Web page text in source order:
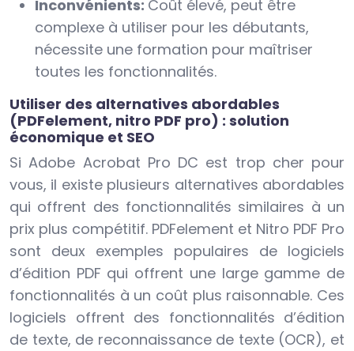
Inconvénients: Coût élevé, peut être
complexe à utiliser pour les débutants,
nécessite une formation pour maîtriser
toutes les fonctionnalités.
Utiliser des alternatives abordables
(PDFelement, nitro PDF pro) : solution
économique et SEO
Si Adobe Acrobat Pro DC est trop cher pour
vous, il existe plusieurs alternatives abordables
qui offrent des fonctionnalités similaires à un
prix plus compétitif. PDFelement et Nitro PDF Pro
sont deux exemples populaires de logiciels
d’édition PDF qui offrent une large gamme de
fonctionnalités à un coût plus raisonnable. Ces
logiciels offrent des fonctionnalités d’édition
de texte, de reconnaissance de texte (OCR), et